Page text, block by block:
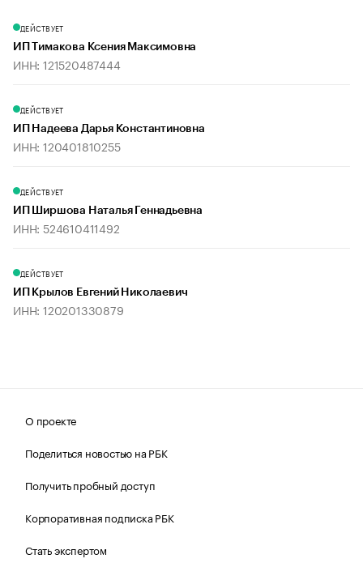
ДЕЙСТВУЕТ
ИП Тимакова Ксения Максимовна
ИНН: 121520487444
ДЕЙСТВУЕТ
ИП Надеева Дарья Константиновна
ИНН: 120401810255
ДЕЙСТВУЕТ
ИП Ширшова Наталья Геннадьевна
ИНН: 524610411492
ДЕЙСТВУЕТ
ИП Крылов Евгений Николаевич
ИНН: 120201330879
О проекте
Поделиться новостью на РБК
Получить пробный доступ
Корпоративная подписка РБК
Стать экспертом